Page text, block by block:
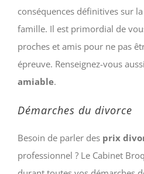
conséquences définitives sur
famille. Il est primordial de
proches et amis pour ne pas
épreuve. Renseignez-vous
amiable.
Démarches du divorce
Besoin de parler des prix
professionnel ? Le Cabinet